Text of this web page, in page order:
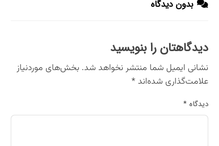
بدون دیدگاه
دیدگاهتان را بنویسید
نشانی ایمیل شما منتشر نخواهد شد. بخش‌های موردنیاز
علامت‌گذاری شده‌اند*
دیدگاه*